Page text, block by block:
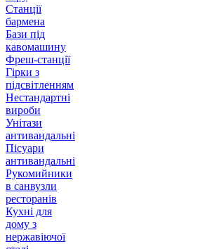
Станції
бармена
Бази під
кавомашину
Фреш-станції
Гірки з
підсвітленням
Нестандартні
вироби
Унітази
антивандальні
Пісуари
антивандальні
Рукомийники
в санвузли
ресторанів
Кухні для
дому з
нержавіючої